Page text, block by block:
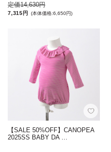
定価14,630円
7,315円 (本体価格:6,650円)
【SALE 50%OFF】CANOPEA
2025SS BABY DA …